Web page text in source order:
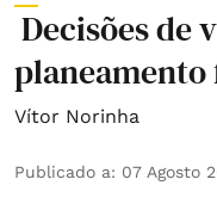
Decisões de
Vítor Norinha
Publicado a: 07 Agosto